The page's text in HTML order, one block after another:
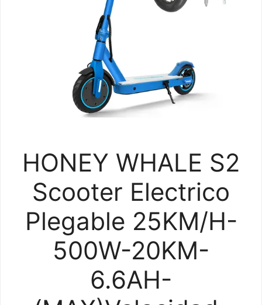
HONEY WHALE S2
Scooter Electrico
Plegable 25KM/H-
500W-20KM-
6.6AH-